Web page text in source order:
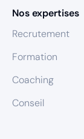
Nos expertises
Recrutement
Formation
Coaching
Conseil